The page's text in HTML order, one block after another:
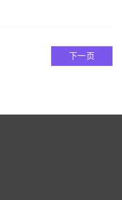
下一页